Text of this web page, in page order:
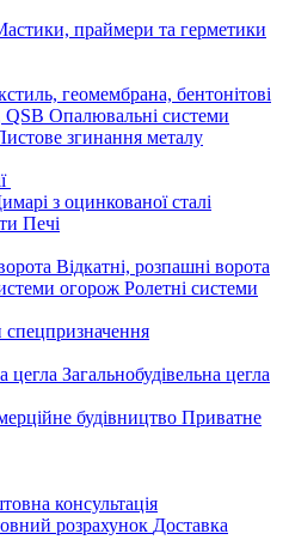
праймери та герметики
геомембрана, бентонітові
QSB Опалювальні системи
згинання металу
з оцинкованої сталі
Печі
Відкатні, розпашні ворота
огорож Ролетні системи
цегла Загальнобудівельна цегла
будівництво Приватне
консультація
розрахунок Доставка